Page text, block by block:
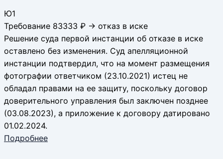
Ю1
Требование 83333 ₽ → отказ в иске
Решение суда первой инстанции об отказе в иске
оставлено без изменения. Суд апелляционной
инстанции подтвердил, что на момент размещения
фотографии ответчиком (23.10.2021) истец не
обладал правами на ее защиту, поскольку договор
доверительного управления был заключен позднее
(03.08.2023), а приложение к договору датировано
01.02.2024.
Подробнее